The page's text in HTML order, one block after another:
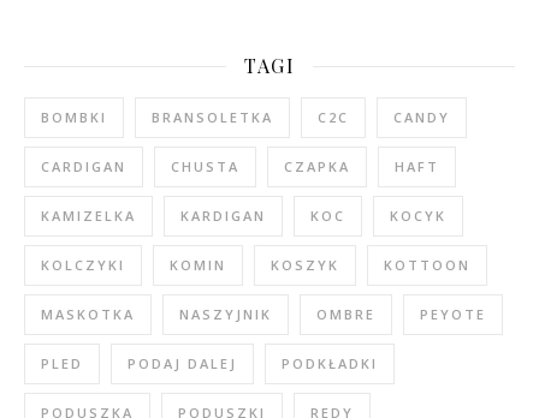
TAGI
BOMBKI BRANSOLETKA C2C CANDY
CARDIGAN CHUSTA CZAPKA HAFT
KAMIZELKA KARDIGAN KOC KOCYK
KOLCZYKI KOMIN KOSZYK KOTTOON
MASKOTKA NASZYJNIK OMBRE PEYOTE
PLED PODAJ DALEJ PODKŁADKI
PODUSZKA PODUSZKI REDY